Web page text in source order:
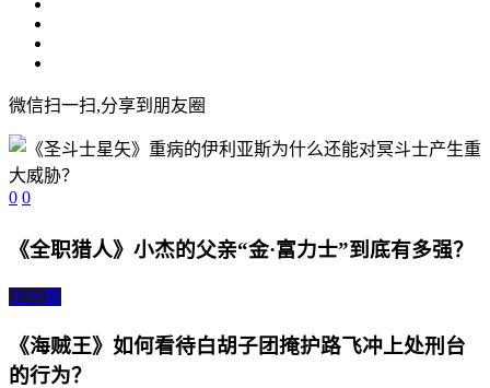
微信扫一扫,分享到朋友圈
0 0
《全职猎人》小杰的父亲“金·富力士”到底有多强？
上一篇
《海贼王》如何看待白胡子团掩护路飞冲上处刑台
的行为？